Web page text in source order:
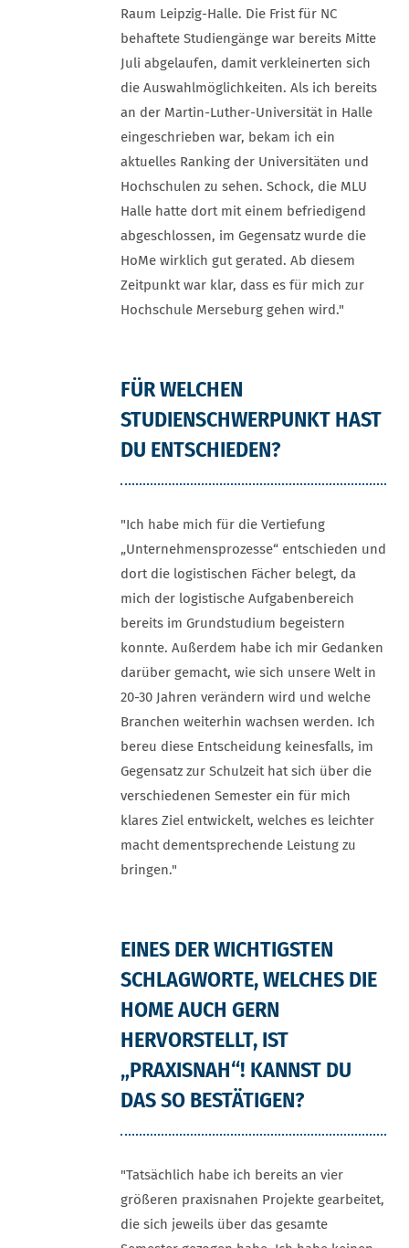
Raum Leipzig-Halle. Die Frist für NC
behaftete Studiengänge war bereits Mitte
Juli abgelaufen, damit verkleinerten sich
die Auswahlmöglichkeiten. Als ich bereits
an der Martin-Luther-Universität in Halle
eingeschrieben war, bekam ich ein
aktuelles Ranking der Universitäten und
Hochschulen zu sehen. Schock, die MLU
Halle hatte dort mit einem befriedigend
abgeschlossen, im Gegensatz wurde die
HoMe wirklich gut gerated. Ab diesem
Zeitpunkt war klar, dass es für mich zur
Hochschule Merseburg gehen wird."
FÜR WELCHEN
STUDIENSCHWERPUNKT HAST
DU ENTSCHIEDEN?
"Ich habe mich für die Vertiefung
„Unternehmensprozesse“ entschieden und
dort die logistischen Fächer belegt, da
mich der logistische Aufgabenbereich
bereits im Grundstudium begeistern
konnte. Außerdem habe ich mir Gedanken
darüber gemacht, wie sich unsere Welt in
20-30 Jahren verändern wird und welche
Branchen weiterhin wachsen werden. Ich
bereu diese Entscheidung keinesfalls, im
Gegensatz zur Schulzeit hat sich über die
verschiedenen Semester ein für mich
klares Ziel entwickelt, welches es leichter
macht dementsprechende Leistung zu
bringen."
EINES DER WICHTIGSTEN
SCHLAGWORTE, WELCHES DIE
HOME AUCH GERN
HERVORSTELLT, IST
„PRAXISNAH“! KANNST DU
DAS SO BESTÄTIGEN?
"Tatsächlich habe ich bereits an vier
größeren praxisnahen Projekte gearbeitet,
die sich jeweils über das gesamte